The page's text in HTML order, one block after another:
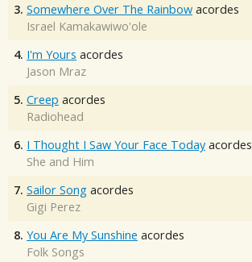
3. Somewhere Over The Rainbow acordes
Israel Kamakawiwo'ole
4. I'm Yours acordes
Jason Mraz
5. Creep acordes
Radiohead
6. I Thought I Saw Your Face Today acordes
She and Him
7. Sailor Song acordes
Gigi Perez
8. You Are My Sunshine acordes
Folk Songs